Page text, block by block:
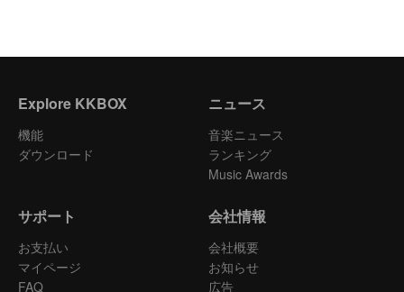
Explore KKBOX
機能
ダウンロード
ニュース
音楽ニュース
ランキング
Music Awards
サポート
お支払い
マイページ
FAQ
会社情報
会社概要
お知らせ
広告